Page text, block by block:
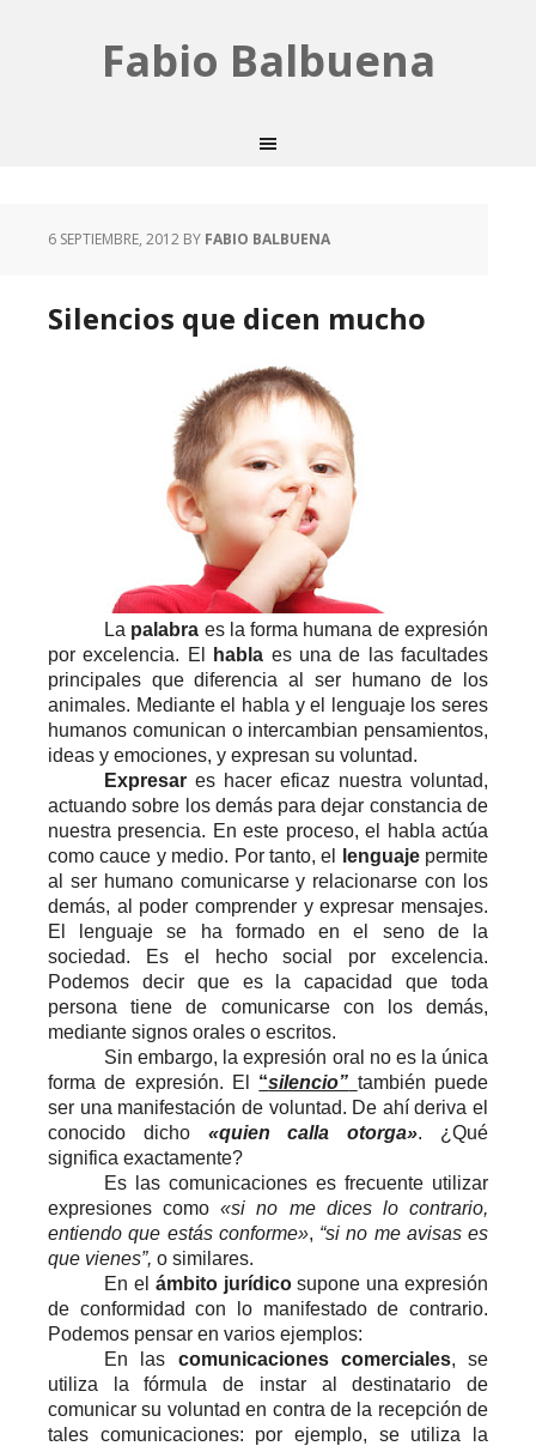
Fabio Balbuena
6 SEPTIEMBRE, 2012 BY FABIO BALBUENA
Silencios que dicen mucho
La palabra es la forma humana de expresión
por excelencia. El
habla es una de las facultades
principales que diferencia al ser humano de los
animales. Mediante el habla y el lenguaje los seres
humanos comunican o intercambian pensamientos,
ideas y emociones, y expresan su voluntad.
Expresar es hacer eficaz nuestra voluntad,
actuando sobre los demás para dejar constancia de
nuestra presencia. En este proceso, el habla actúa
como cauce y medio. Por tanto, el
lenguajepermite
al ser humano comunicarse y relacionarse con los
demás, al poder comprender y expresar mensajes.
El lenguaje se ha formado en el seno de la
sociedad. Es el hecho social por excelencia.
Podemos decir que es la capacidad que toda
persona tiene de comunicarse con los demás,
mediante signos orales o escritos.
Sin embargo, la expresión oral no es la única
forma de expresión. El “silencio” también puede
ser una manifestación de voluntad. De ahí deriva el
conocido dicho «quien calla otorga». ¿Qué
significa exactamente?
Es las comunicaciones es frecuente utilizar
expresiones como«si no me dices lo contrario,
entiendo que estás conforme», “si no me avisas es
que vienes”, o similares.
En el ámbito jurídicosupone una expresión
de conformidad con lo manifestado de contrario.
Podemos pensar en varios ejemplos:
En las comunicaciones comerciales, se
utiliza la fórmula de instar al destinatario de
comunicar su voluntad en contra de la recepción de
tales comunicaciones: por ejemplo, se utiliza la